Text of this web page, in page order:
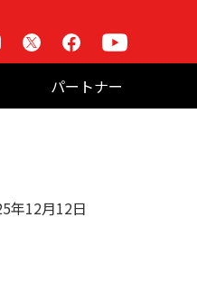
Instagram Facebook
パートナー
年12月12日